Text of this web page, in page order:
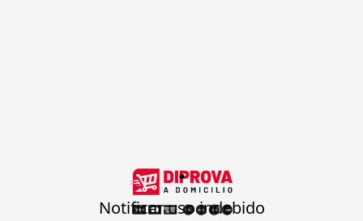
.
Notificar uso indebido